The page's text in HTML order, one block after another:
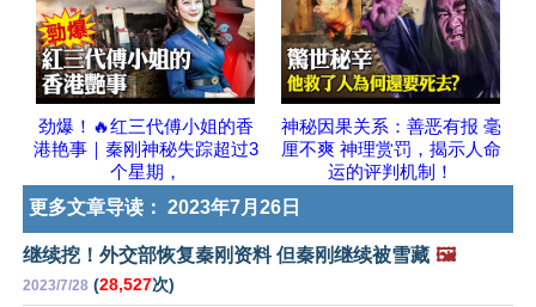
劲爆！🔥红三代傅小姐的香
港艳事｜秦刚神秘失踪超过3
个星期，
神秘因果关系：善恶有报 毫
厘不爽 神理赏罚，揭示人命
运的评判机制！
更多文章导读： 2023年7月26日
继续挖！外交部恢复秦刚资料 但秦刚继续被雪藏 🖼️
2023/7/28 (28,527次)